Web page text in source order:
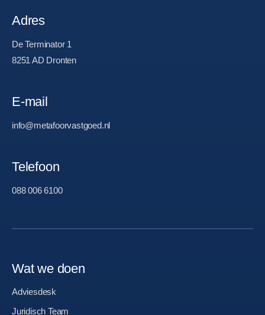
Adres
De Terminator 1
8251 AD Dronten
E-mail
info@metafoorvastgoed.nl
Telefoon
088 006 6100
Wat we doen
Adviesdesk
Juridisch Team